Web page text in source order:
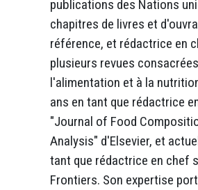
publications des Nations
chapitres de livres et
référence, et rédactrice en
plusieurs revues
l'alimentation et à la
ans en tant que rédactrice
"Journal of Food
Analysis" d'Elsevier, et
tant que rédactrice en chef
Frontiers. Son expertise